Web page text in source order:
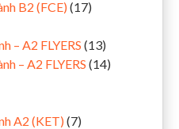
B2 (FCE) (17)
– A2 FLYERS (13)
– A2 FLYERS (14)
A2 (KET) (7)